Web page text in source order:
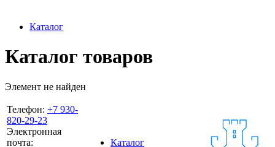
Каталог
Каталог товаров
Элемент не найден
Телефон: +7 930-
820-29-23
Электронная
почта:
Каталог